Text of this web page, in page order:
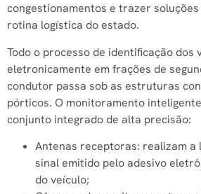
congestionamentos e trazer
rotina logística do estado.
Todo o processo de identificação dos
eletronicamente em frações de
condutor passa sob as estruturas
pórticos. O monitoramento
conjunto integrado de alta precisão:
Antenas receptoras: realizam
sinal emitido pelo adesivo
do veículo;